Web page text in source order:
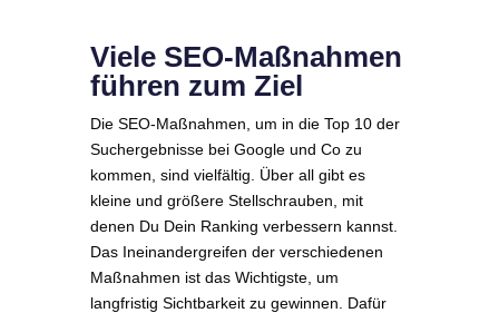
Viele SEO-Maßnahmen
führen zum Ziel
Die SEO-Maßnahmen, um in die Top 10 der
Suchergebnisse bei Google und Co zu
kommen, sind vielfältig. Über all gibt es
kleine und größere Stellschrauben, mit
denen Du Dein Ranking verbessern kannst.
Das Ineinandergreifen der verschiedenen
Maßnahmen ist das Wichtigste, um
langfristig Sichtbarkeit zu gewinnen. Dafür